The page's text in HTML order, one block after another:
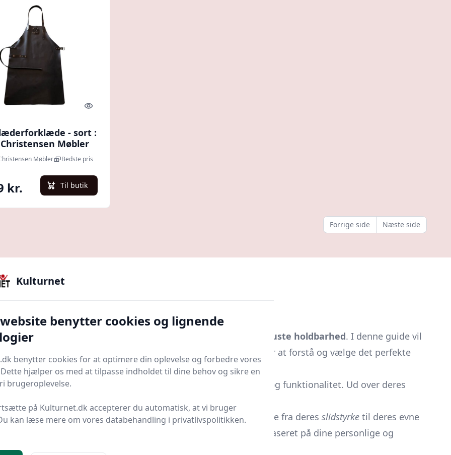
Quick look
læderforklæde - sort :
Møbler
Møbler Bedste pris
kr. Til butik
Forrige side Næste side
for at læse hele guiden
et materiale, der skiller sig ud med sin robuste holdbarhed. I denne guide vil
verden og give dig alt den information, du behøver for at forstå og vælge det perfekte
kunsthåndværkere og mange, der sætter pris på både stil og funktionalitet. Ud over deres
undersøgelse af de mangefordeleved læderforklæder, lige fra deres slidstyrke til deres evne
baseret på dine personlige og
Kulturnet
benytter cookies og lignende
benytter cookies for at optimere din oplevelse og forbedre vores
hjælper os med at tilpasse indholdet til dine behov og sikre en
brugeroplevelse.
på Kulturnet.dk accepterer du automatisk, at vi bruger
kan læse mere om vores databehandling i privatlivspolitikken.